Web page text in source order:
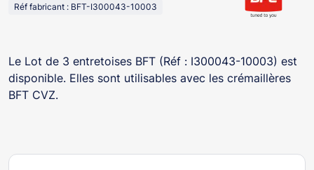
Réf fabricant : BFT-I300043-10003
Le Lot de 3 entretoises BFT (Réf : I300043-10003) est
disponible. Elles sont utilisables avec les crémaillères
BFT CVZ.